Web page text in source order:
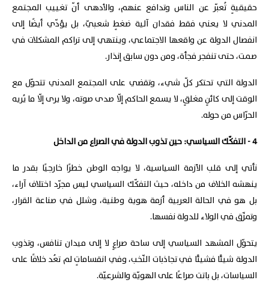
حقيقيةٍ تُعبّر عن الناس وتدافع عنهم، والأدهى أنّ تغييب المجتمع
المدني لا يعني فقط فقدان آلية ضغطٍ شعبيّ، بل يؤدّي أيضًا إلى
انفصال الدولة عن واقعها الاجتماعي، وينتهي إلى تراكم المشكلات في
صمت، حتى تنفجر فجأة، ومن دون سابق إنذار.
الدولة التي تحتكر كلّ شيء، وتقضي على المجتمع المدني تتحوّل مع
الوقت إلى كائنٍ مغلقٍ، لا يسمع الحاكم إلّا صدى صوته، ولا يرى إلّا ما يُريه
الحرّاس من حوله.
4 - التفكّك السياسي: حين تذوب الدولة في الصراع من الداخل
نأتي إلى قلب الأزمة السياسية، لا يواجه الوطن خطرًا خارجيًا بقدر ما
ينهشه الخلاف من داخله، حيث التفكّك السياسي ليس مجرّد اختلاف آراء،
بل هو في الحالة العربية أزمة هوية وطنية، وشلل في صناعة القرار،
وتمزّق في الولاء للدولة نفسها.
يتحوّل المشهد السياسي إلى ساحة صراعٍ لا إلى ميدان تنافس، وتذوب
الدولة شيئًا فشيئًا في تجاذبات النّخب، وفي انقساماتٍ لم تعُد خلافًا على
السياسات، بل باتت صراعًا على الهويّة والشرعيّة.